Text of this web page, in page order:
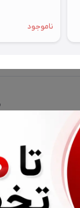
ناموجود